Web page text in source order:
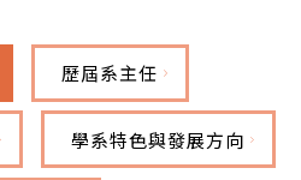
歷屆系主任
學系特色與發展方向